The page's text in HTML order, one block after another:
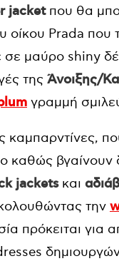
jacketπου θα
οίκου Prada που
σε μαύρο shiny
της Άνοιξης/
γραμμή
καμπαρντίνες,
καθώς βγαίνουν
jacketsκαι
την
πρόκειται